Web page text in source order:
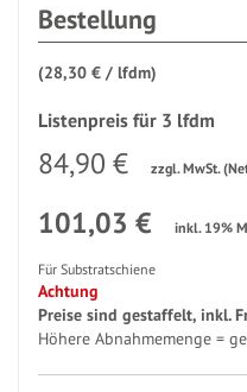
Bestellung
(28,30 € / lfdm)
Listenpreis für 3 lfdm
84,90 € zzgl. MwSt.
101,03 € inkl. 19%
Für Substratschiene
Achtung
Preise sind gestaffelt, inkl.
Höhere Abnahmemenge =